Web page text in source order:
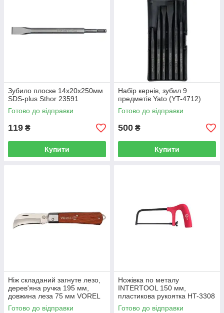
Зубило плоске 14х20х250мм
SDS-plus Sthor 23591
Готово до відправки
119 ₴
Купити
Набір кернів, зубил 9
предметів Yato (YT-4712)
Готово до відправки
500 ₴
Купити
Ніж складаний загнуте лезо,
дерев'яна ручка 195 мм,
довжина леза 75 мм VOREL
76621
Готово до відправки
Ножівка по металу
INTERTOOL 150 мм,
пластикова рукоятка HT-3308
Готово до відправки